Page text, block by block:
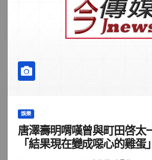
娛樂
唐澤壽明喟嘆曾與町田啓
「結果現在變成噁心的雞蛋」